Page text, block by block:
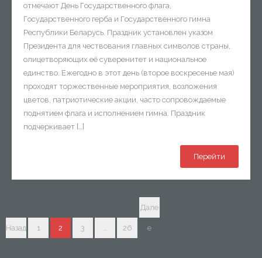
отмечают День Государственного флага,
Государственного герба и Государственного гимна
Республики Беларусь. Праздник установлен указом
Президента для чествования главных символов страны,
олицетворяющих её суверенитет и национальное
единство. Ежегодно в этот день (второе воскресенье мая)
проходят торжественные мероприятия, возложения
цветов, патриотические акции, часто сопровождаемые
поднятием флага и исполнением гимна. Праздник
подчеркивает […]
Перейти
Назад 1 2 3 26
Дале
е